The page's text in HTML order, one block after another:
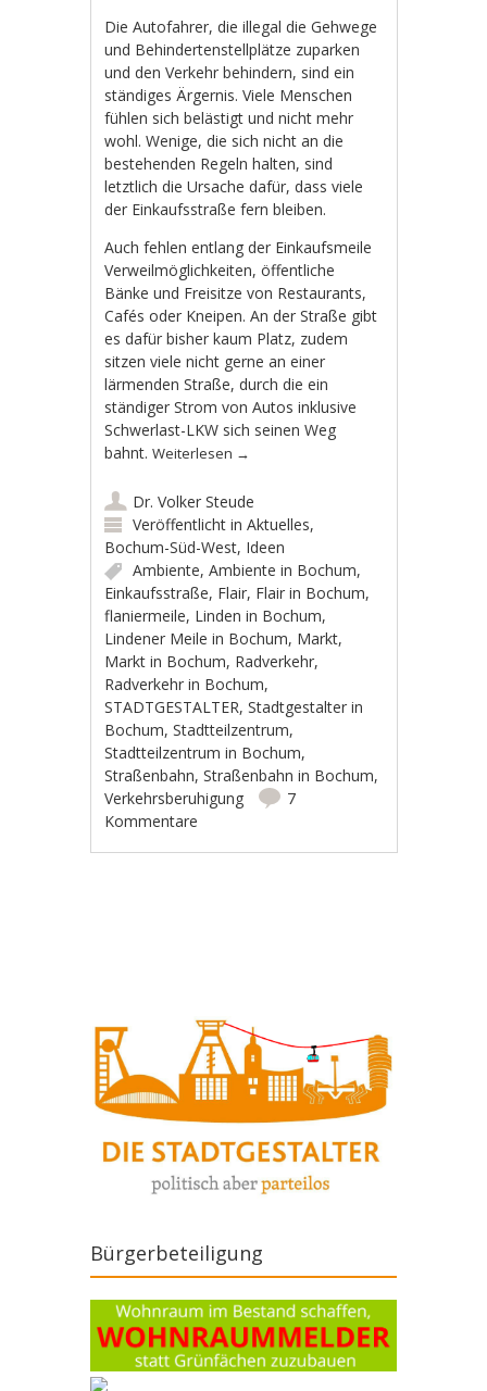
Die Autofahrer, die illegal die Gehwege
und Behindertenstellplätze zuparken
und den Verkehr behindern, sind ein
ständiges Ärgernis. Viele Menschen
fühlen sich belästigt und nicht mehr
wohl. Wenige, die sich nicht an die
bestehenden Regeln halten, sind
letztlich die Ursache dafür, dass viele
der Einkaufsstraße fern bleiben.
Auch fehlen entlang der Einkaufsmeile
Verweilmöglichkeiten, öffentliche
Bänke und Freisitze von Restaurants,
Cafés oder Kneipen. An der Straße gibt
es dafür bisher kaum Platz, zudem
sitzen viele nicht gerne an einer
lärmenden Straße, durch die ein
ständiger Strom von Autos inklusive
Schwerlast-LKW sich seinen Weg
bahnt.Weiterlesen →
Dr. Volker Steude
Veröffentlicht inAktuelles,
Bochum-Süd-West, Ideen
Ambiente,Ambiente in Bochum,
Einkaufsstraße, Flair, Flair in Bochum,
flaniermeile, Linden in Bochum,
Lindener Meile in Bochum, Markt,
Markt in Bochum, Radverkehr,
Radverkehr in Bochum,
STADTGESTALTER,Stadtgestalter in
Bochum,Stadtteilzentrum,
Stadtteilzentrum in Bochum,
Straßenbahn,Straßenbahn in Bochum,
Verkehrsberuhigung
7
Kommentare
Bürgerbeteiligung